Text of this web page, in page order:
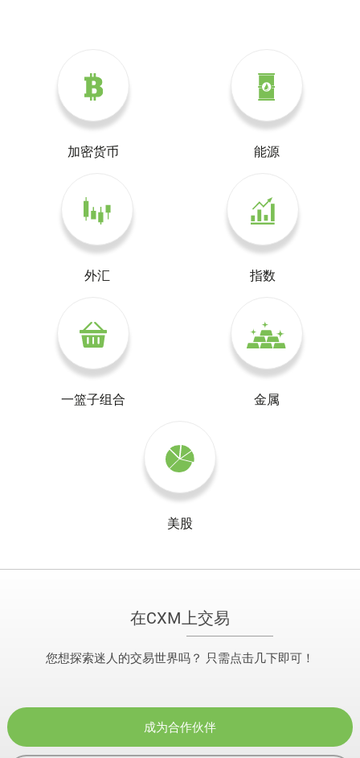
加密货币 能源
外汇 指数
一篮子组合 金属
美股
在CXM上交易
您想探索迷人的交易世界吗？ 只需点击几下即可！
成为合作伙伴